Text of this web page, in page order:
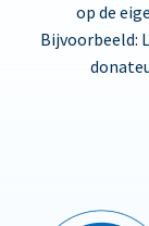
op de
Bijvoorbeeld: